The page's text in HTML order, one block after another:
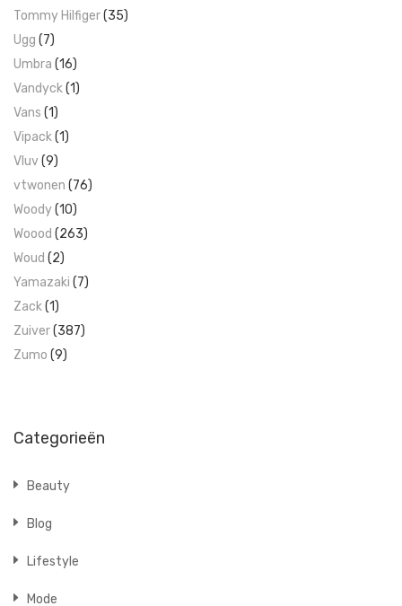
Tommy Hilfiger(35)
Ugg (7)
Umbra (16)
Vandyck(1)
Vans (1)
Vipack(1)
Vluv(9)
vtwonen (76)
Woody(10)
Woood (263)
Woud (2)
Yamazaki (7)
Zack(1)
Zuiver(387)
Zumo (9)
Categorieën
Beauty
Blog
Lifestyle
Mode